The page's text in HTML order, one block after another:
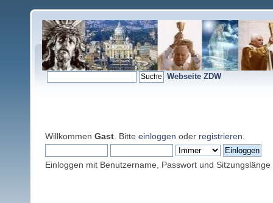
Webseite ZDW
Willkommen Gast . Bitte einloggen oder registrieren
Einloggen mit Benutzername, Passwort und Sitzungslänge